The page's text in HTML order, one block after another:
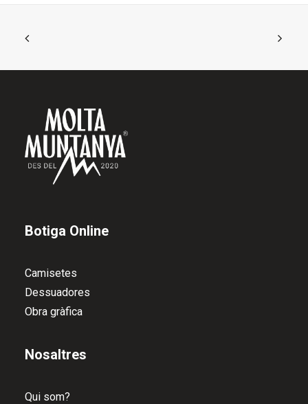
Botiga Online
Camisetes
Dessuadores
Obra gràfica
Nosaltres
Qui som?